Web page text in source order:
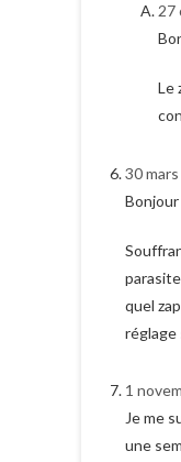
27
Le
30
Bonjour
quel
réglage
1
Je me
une